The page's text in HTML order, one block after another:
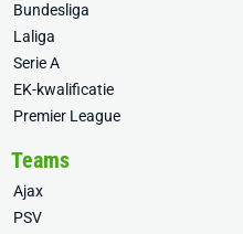
Bundesliga
Laliga
Serie A
EK-kwalificatie
Premier League
Teams
Ajax
PSV